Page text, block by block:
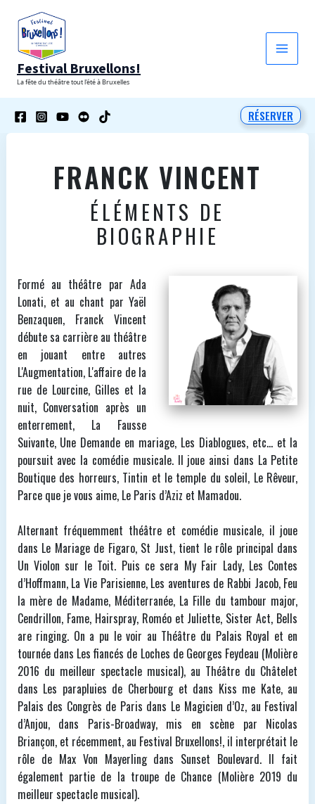
contenu
Festival Bruxellons!
La fête du théâtre tout l'été à Bruxelles
RÉSERVER
FRANCK VINCENT
ÉLÉMENTS DE
BIOGRAPHIE
Formé au théâtre par Ada
Lonati, et au chant par Yaël
Benzaquen, Franck Vincent
débute sa carrière au théâtre
en jouant entre autres
L'Augmentation, L'affaire de la
rue de Lourcine, Gilles et la
nuit, Conversation après un
enterrement, La Fausse
Suivante, Une Demande en mariage, Les Diablogues, etc... et la
poursuit avec la comédie musicale. Il joue ainsi dans La Petite
Boutique des horreurs, Tintin et le temple du soleil, Le Rêveur,
Parce que je vous aime, Le Paris d’Aziz et Mamadou.
Alternant fréquemment théâtre et comédie musicale, il joue
dans Le Mariage de Figaro, St Just, tient le rôle principal dans
Un Violon sur le Toit. Puis ce sera My Fair Lady, Les Contes
d’Hoffmann, La Vie Parisienne, Les aventures de Rabbi Jacob, Feu
la mère de Madame, Méditerranée, La Fille du tambour major,
Cendrillon, Fame, Hairspray, Roméo et Juliette, Sister Act, Bells
are ringing. On a pu le voir au Théâtre du Palais Royal et en
tournée dans Les fiancés de Loches de Georges Feydeau (Molière
2016 du meilleur spectacle musical), au Théâtre du Châtelet
dans Les parapluies de Cherbourg et dans Kiss me Kate, au
Palais des Congrès de Paris dans Le Magicien d’Oz, au Festival
d’Anjou, dans Paris-Broadway, mis en scène par Nicolas
Briançon, et récemment, au Festival Bruxellons!, il interprétait le
rôle de Max Von Mayerling dans Sunset Boulevard. Il fait
également partie de la troupe de Chance (Molière 2019 du
meilleur spectacle musical).